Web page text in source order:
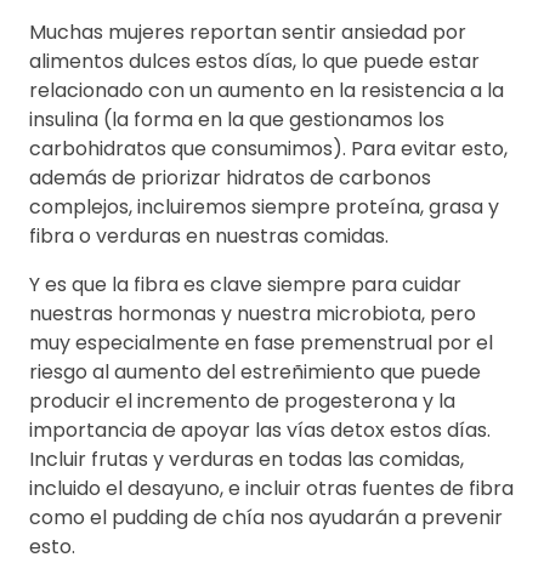
Muchas mujeres reportan sentir ansiedad por
alimentos dulces estos días, lo que puede estar
relacionado con un aumento en la resistencia a la
insulina (la forma en la que gestionamos los
carbohidratos que consumimos). Para evitar esto,
además de priorizar hidratos de carbonos
complejos, incluiremos siempre proteína, grasa y
fibra o verduras en nuestras comidas.
Y es que la fibra es clave siempre para cuidar
nuestras hormonas y nuestra microbiota, pero
muy especialmente en fase premenstrual por el
riesgo al aumento del estreñimiento que puede
producir el incremento de progesterona y la
importancia de apoyar las vías detox estos días.
Incluir frutas y verduras en todas las comidas,
incluido el desayuno, e incluir otras fuentes de fibra
como el pudding de chía nos ayudarán a prevenir
esto.